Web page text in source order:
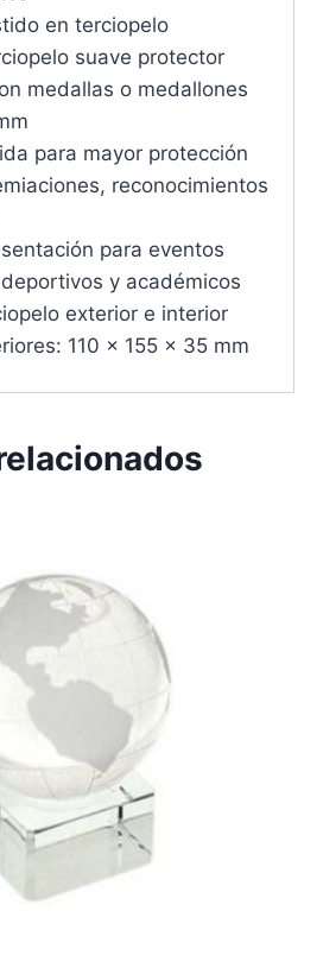
en terciopelo
suave protector
medallas o medallones
para mayor protección
reconocimientos
para eventos
y académicos
exterior e interior
110 × 155 × 35 mm